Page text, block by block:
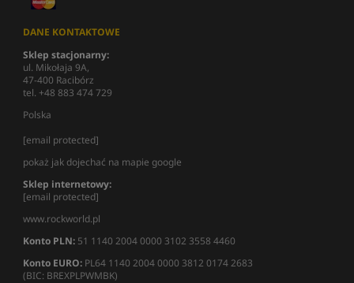
DANE KONTAKTOWE
Sklep stacjonarny:
ul. Mikołaja 9A,
47-400 Racibórz
tel. +48 883 474 729
Polska
[email protected]
pokaż jak dojechać na mapie google
Sklep internetowy:
[email protected]
www.rockworld.pl
Konto PLN: 51 1140 2004 0000 3102 3558 4460
Konto EURO: PL64 1140 2004 0000 3812 0174 2683
(BIC: BREXPLPWMBK)